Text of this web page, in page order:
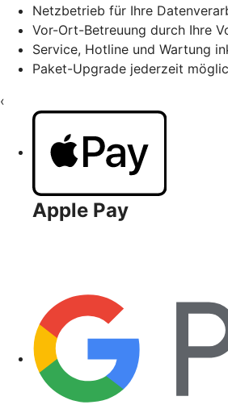
Netzbetrieb für Ihre
Vor-Ort-Betreuung durch Ihre
Service, Hotline und Wartung
Paket-Upgrade jederzeit
‹
Apple Pay